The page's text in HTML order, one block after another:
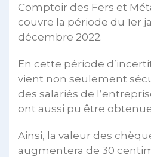
Comptoir des Fers et
couvre la période du 1er
décembre 2022.
En cette période
vient non seulement
des salariés de
ont aussi pu être
Ainsi, la valeur des
augmentera de 30